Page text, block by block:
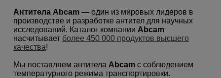
Антитела Abcam — один из мировых лидеров в
производстве и разработке антител для научных
исследований. Каталог компании Abcam
насчитывает более 450 000 продуктов высшего
качества!
Мы поставляем антитела Abcam с соблюдением
температурного режима транспортировки.